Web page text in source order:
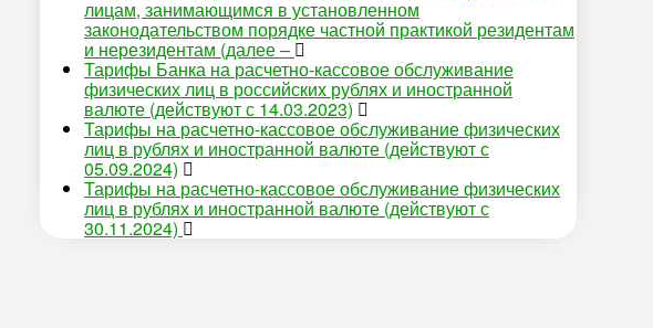
лицам, занимающимся в установленном
законодательством порядке частной практикой резидентам
и нерезидентам (далее –
Тарифы Банка на расчетно-кассовое обслуживание
физических лиц в российских рублях и иностранной
валюте (действуют с 14.03.2023)
Тарифы на расчетно-кассовое обслуживание физических
лиц в рублях и иностранной валюте (действуют с
05.09.2024)
Тарифы на расчетно-кассовое обслуживание физических
лиц в рублях и иностранной валюте (действуют с
30.11.2024)